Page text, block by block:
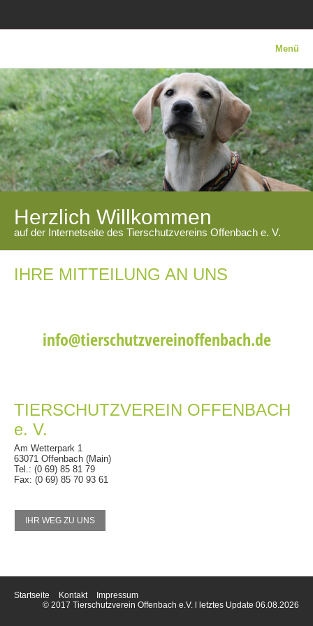
Menü
Herzlich Willkommen
auf der Internetseite des Tierschutzvereins Offenbach e. V.
IHRE MITTEILUNG AN UNS
info@tierschutzvereinoffenbach.de
TIERSCHUTZVEREIN OFFENBACH
e. V.
Am Wetterpark 1
63071 Offenbach (Main)
Tel.: (0 69) 85 81 79
Fax: (0 69) 85 70 93 61
IHR WEG ZU UNS
Startseite Kontakt
Impressum
© 2017 Tierschutzverein Offenbach e.V. l letztes Update 06.08.2026